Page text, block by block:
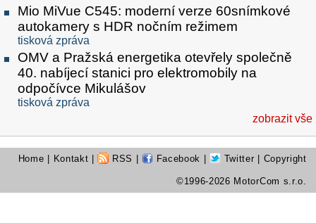
Mio MiVue C545: moderní verze 60snímkové
autokamery s HDR nočním režimem
tisková zpráva
OMV a Pražská energetika otevřely společně
40. nabíjecí stanici pro elektromobily na
odpočívce Mikulášov
tisková zpráva
zobrazit vše
Home Kontakt RSS Facebook Twitter | Copyright
©1996-2026 MotorCom s.r.o.